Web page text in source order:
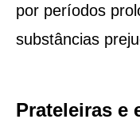
por períodos
substâncias
Prateleiras e